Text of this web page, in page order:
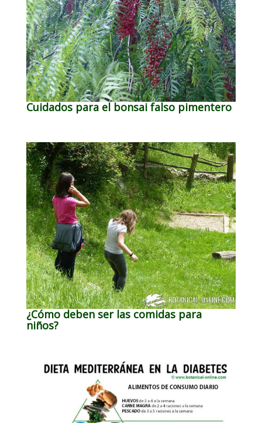
Cuidados para el bonsai falso pimentero
¿Cómo deben ser las comidas para
niños?